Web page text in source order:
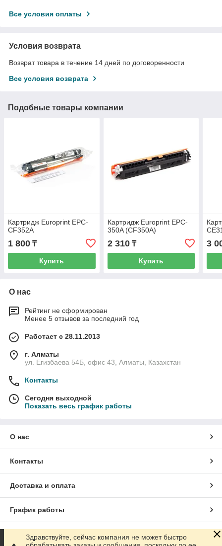
Все условия оплаты
Условия возврата
Возврат товара в течение 14 дней по договоренности
Все условия возврата
Подобные товары компании
Картридж Europrint EPC-
CF352A
1 800 ₸
Купить
Картридж Europrint EPC-
350A (CF350A)
2 310₸
Купить
3
О нас
Рейтинг не сформирован
Менее 5 отзывов за последний год
Работает с 28.11.2013
г. Алматы
ул. Егизбаева 54Б, офис 43, Алматы, Казахстан
Контакты
Сегодня выходной
Показать весь график работы
О нас
Контакты
Доставка и оплата
График работы
Полная версия сайта
Здравствуйте, сейчас компания не может быстро